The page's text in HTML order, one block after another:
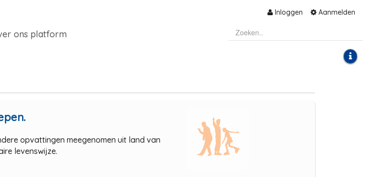
Inloggen Aanmelden
ons platform
opvattingen meegenomen uit land van
levenswijze.